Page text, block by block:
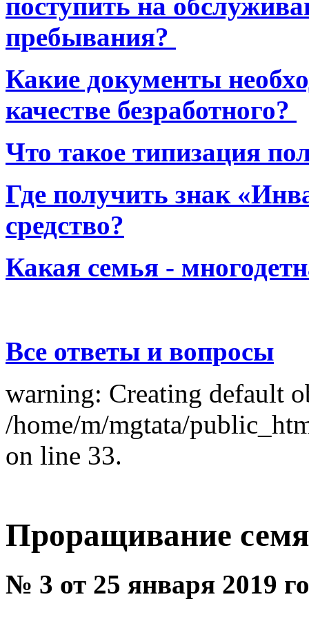
пребывания?
Какие документы
качестве безработного?
Что такое типизация
Где получить знак
средство?
Какая семья -
Все ответы и вопросы
warning: Creating default
/home/m/mgtata/
on line 33.
Проращивание
№ 3 от 25 января 2019